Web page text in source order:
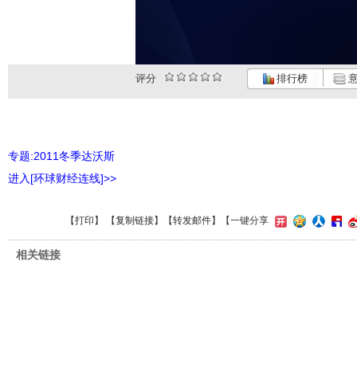
评分 排行榜
专题:2011冬季达沃斯
进入[环球财经连线]>>
【打印 】 【复制链接】【转发邮件】 【一键分享
相关链接